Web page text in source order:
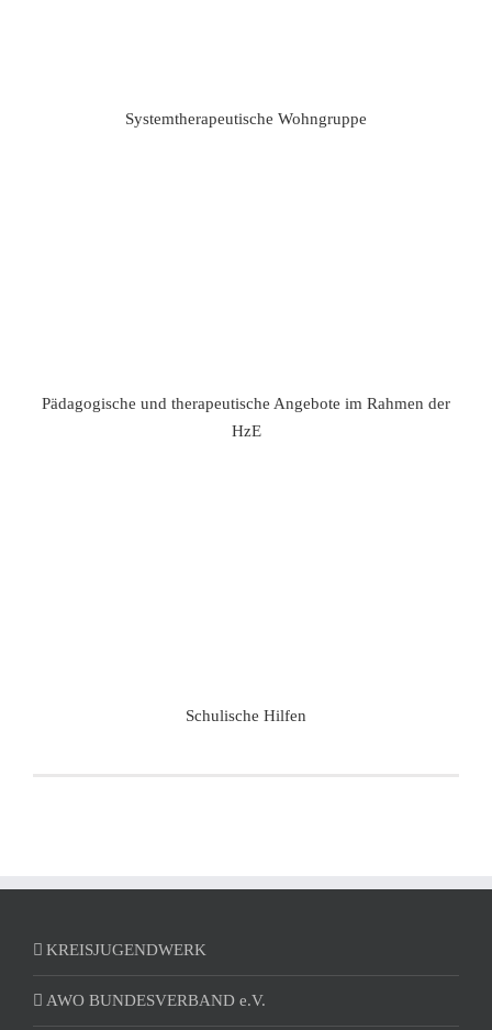
Systemtherapeutische Wohngruppe
Pädagogische und therapeutische Angebote im Rahmen der
HzE
Schulische Hilfen
KREISJUGENDWERK
AWO BUNDESVERBAND e.V.